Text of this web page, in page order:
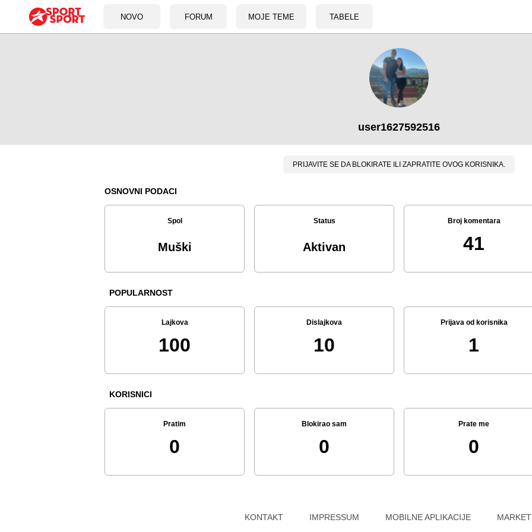
NOVO FORUM MOJE TEME TABELE
user1627592516
PRIJAVITE SE DA BLOKIRATE ILI ZAPRATITE OVOG KORISNIKA.
OSNOVNI PODACI
Spol
Muški
Status
Aktivan
Broj komentara
41
POPULARNOST
Lajkova
100
Dislajkova
10
Prijava od korisnika
1
KORISNICI
Pratim
0
Blokirao sam
0
Prate me
0
KONTAKT IMPRESSUM MOBILNE APLIKACIJE